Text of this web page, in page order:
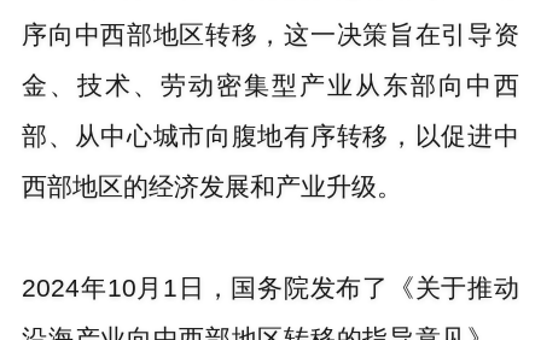
序向中西部地区转移，这一决策旨在引导资
金、技术、劳动密集型产业从东部向中西
部、从中心城市向腹地有序转移，以促进中
西部地区的经济发展和产业升级。
2024年10月1日，国务院发布了《关于推动